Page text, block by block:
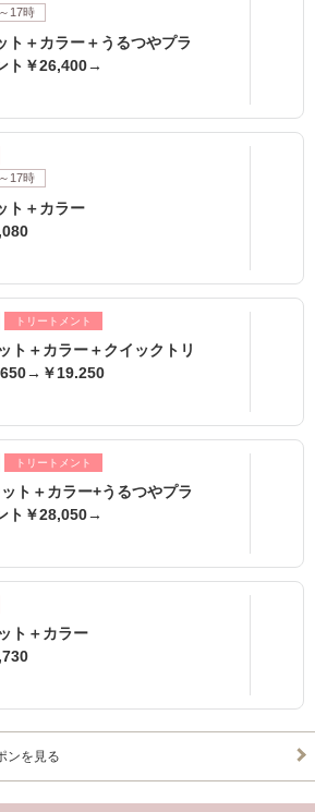
17時
ト＋カラー＋うるつやプラ
ト￥26,400→
17時
ト＋カラー
トリートメント
ト＋カラー＋クイックトリ
￥19.250
トリートメント
ト＋カラー+うるつやプラ
ト￥28,050→
ト＋カラー
ンを見る